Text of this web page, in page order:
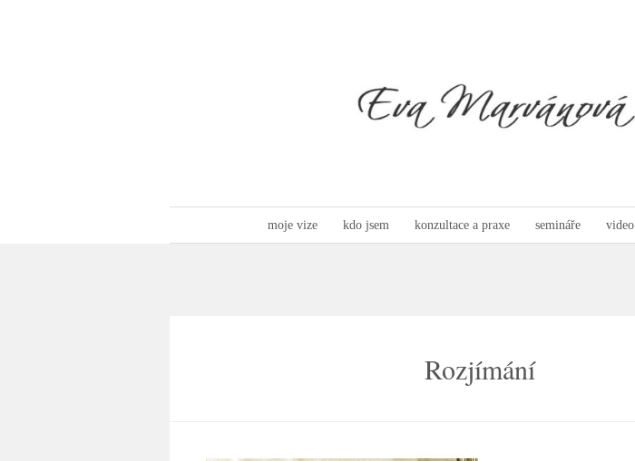
moje vize kdo jsem konzultace a praxe semináře video
Rozjímání